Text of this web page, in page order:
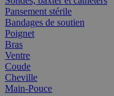
Pansement stérile
Bandages de soutien
Poignet
Bras
Ventre
Coude
Cheville
Main-Pouce